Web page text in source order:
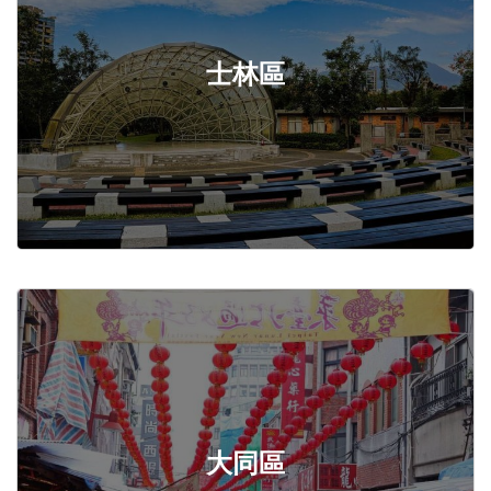
士林區
大同區